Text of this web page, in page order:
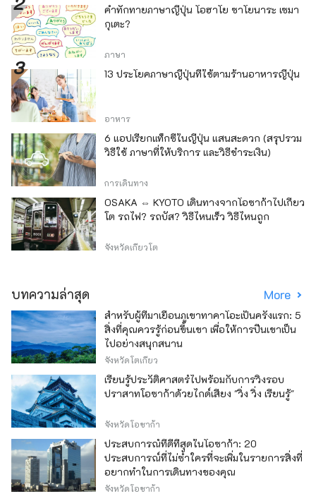
คำทักทายภาษาญี่ปุ่น โอฮาโย ซาโยนาระ เซมา
กุเตะ?
ภาษา
13 ประโยคภาษาญี่ปุ่นที่ใช้ตามร้านอาหารญี่ปุ่น
อาหาร
6 แอปเรียกแท็กซี่ในญี่ปุ่น แสนสะดวก (สรุปรวม
วิธีใช้ ภาษาที่ให้บริการ และวิธีชำระเงิน)
การเดินทาง
OSAKA ⇔ KYOTO เดินทางจากโอซาก้าไปเกียว
โต รถไฟ? รถบัส? วิธีไหนเร็ว วิธีไหนถูก
จังหวัดเกียวโต
บทความล่าสุด More
สำหรับผู้ที่มาเยือนภูเขาทาคาโอะเป็นครั้งแรก: 5
สิ่งที่คุณควรรู้ก่อนขึ้นเขา เพื่อให้การปีนเขาเป็น
ไปอย่างสนุกสนาน
จังหวัดโตเกียว
เรียนรู้ประวัติศาสตร์ไปพร้อมกับการวิ่งรอบ
ปราสาทโอซาก้าด้วยไกด์เสียง "วิ่ง วิ่ง เรียนรู้"
จังหวัดโอซาก้า
ประสบการณ์ที่ดีที่สุดในโอซาก้า: 20
ประสบการณ์ที่ไม่ซ้ำใครที่จะเพิ่มในรายการสิ่งที่
อยากทำในการเดินทางของคุณ
จังหวัดโอซาก้า